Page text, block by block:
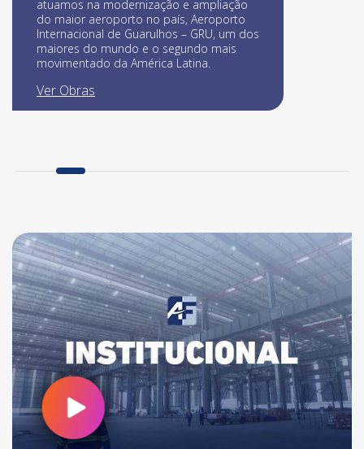
atuamos na modernização e ampliação
do maior aeroporto no país, Aeroporto
Internacional de Guarulhos – GRU, um dos
maiores do mundo e o segundo mais
movimentado da América Latina.
Ver Obras